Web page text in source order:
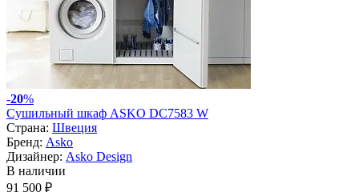
-20%
Сушильный шкаф ASKO DC7583 W
Страна: Швеция
Бренд: Asko
Дизайнер: Asko Design
В наличии
91 500 ₽